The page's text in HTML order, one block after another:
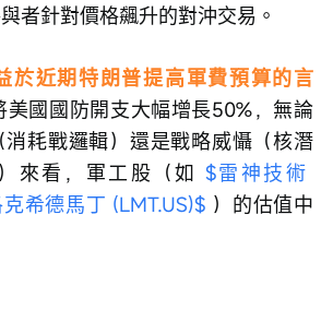
者針對價格飆升的對沖交易。
於近期特朗普提高軍費預算的言
美國國防開支大幅增長50%，無論
耗戰邏輯）還是戰略威懾（核潛
來看，軍工股（如 $雷神技術
希德馬丁 (LMT.US)$ ）的估值中